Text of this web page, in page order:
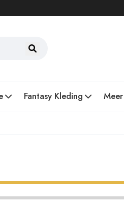
Fantasy Kleding